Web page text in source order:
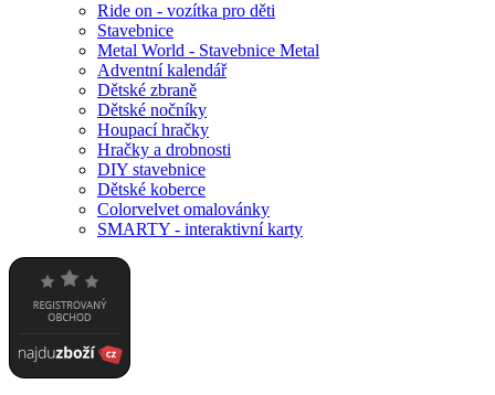
Ride on - vozítka pro děti
Stavebnice
Metal World - Stavebnice Metal
Adventní kalendář
Dětské zbraně
Dětské nočníky
Houpací hračky
Hračky a drobnosti
DIY stavebnice
Dětské koberce
Colorvelvet omalovánky
SMARTY - interaktivní karty